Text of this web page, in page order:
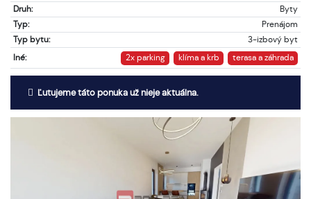
Druh:
Byty
Typ:
Prenájom
Typ bytu:
3-izbový byt
Iné:
2x parking klíma a krb terasa a záhrada
Ľutujeme táto ponuka už nieje aktuálna.